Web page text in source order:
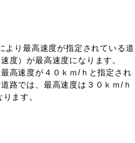
より最高速度が指定されている道
度）が最高速度になります。
高速度が４０ｋｍ/ｈと指定され
路では、最高速度は３０ｋｍ/ｈ
ます。